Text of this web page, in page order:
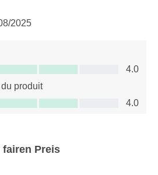
2025
sur 5
4.0
produit
produit, 4.0 sur 5
4.0
fairen Preis